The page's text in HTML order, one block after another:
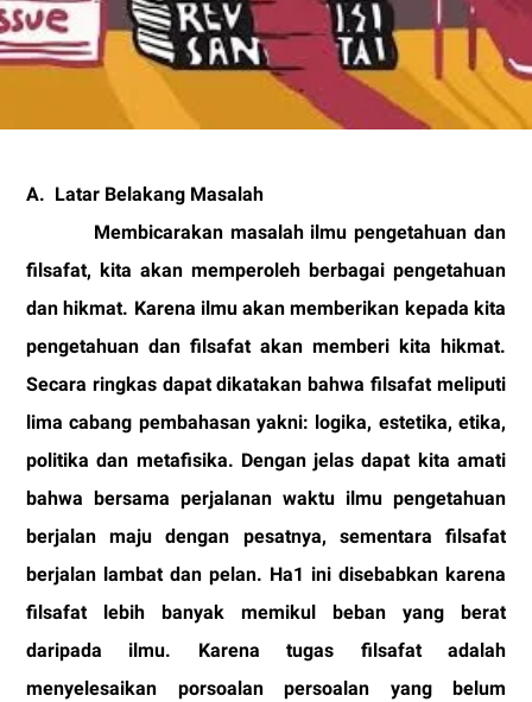
A. Latar Belakang Masalah
Membicarakan masalah ilmu pengetahuan dan
filsafat, kita akan memperoleh berbagai pengetahuan
dan hikmat. Karena ilmu akan memberikan kepada kita
pengetahuan dan filsafat akan memberi kita hikmat.
Secara ringkas dapat dikatakan bahwa filsafat meliputi
lima cabang pembahasan yakni: logika, estetika, etika,
politika dan metafisika. Dengan jelas dapat kita amati
bahwa bersama perjalanan waktu ilmu pengetahuan
berjalan maju dengan pesatnya, sementara filsafat
berjalan lambat dan pelan. Ha1 ini disebabkan karena
filsafat lebih banyak memikul beban yang berat
daripada ilmu. Karena tugas filsafat adalah
menyelesaikan porsoalan persoalan yang belum